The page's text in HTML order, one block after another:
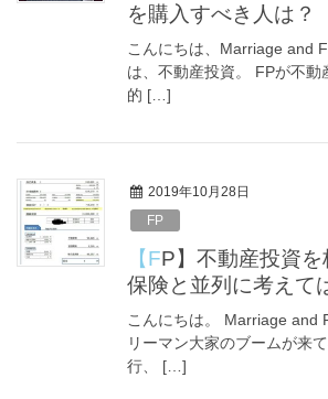
を購入すべき人は？
こんにちは、Marriage and
は、不動産投資。 FPが不動
的 […]
2019年10月28日
FP
【FP】不動産投資を株式投資や生命
保険と並列に考えて
こんにちは。 Marriage and
リーマン大家のブームが来
行、 […]